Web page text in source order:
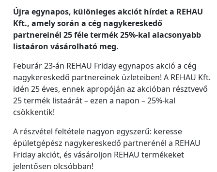
Újra egynapos, különleges akciót hírdet a REHAU
Kft., amely során a cég nagykereskedő
partnereinél 25 féle termék 25%-kal alacsonyabb
listaáron vásárolható meg.
Feburár 23-án REHAU Friday egynapos akció a cég
nagykereskedő partnereinek üzleteiben! A REHAU Kft.
idén 25 éves, ennek apropóján az akcióban résztvevő
25 termék listaárát – ezen a napon – 25%-kal
csökkentik!
A részvétel feltétele nagyon egyszerű: keresse
épületgépész nagykereskedő partnerénél a REHAU
Friday akciót, és vásároljon REHAU termékeket
jelentősen olcsóbban!